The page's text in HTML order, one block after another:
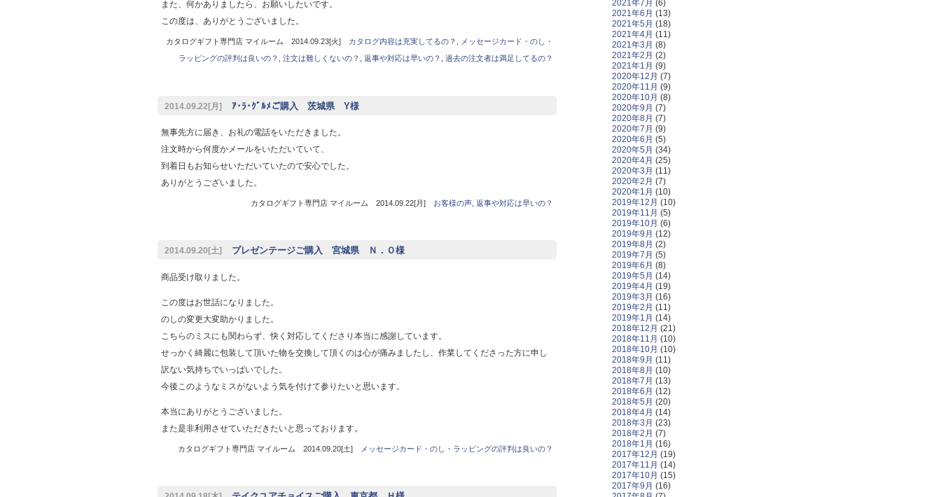
また、何かありましたら、お願いしたいです。
この度は、ありがとうございました。
カタログギフト専門店 マイルーム 2014.09.23[火] カタログ内容は充実してるの？
メッセージカード・のし・
ラッピングの評判は良いの？
注文は難しくないの？ 返事や対応は早いの？ 過去の注文者は満足してるの？
2014.09.22[月] ｱ･ﾗ･ｸﾞﾙﾒご購入 茨城県 Y様
無事先方に届き、お礼の電話をいただきました。
注文時から何度かメールをいただいていて、
到着日もお知らせいただいていたので安心でした。
ありがとうございました。
カタログギフト専門店 マイルーム 2014.09.22[月] お客様の声, 返事や対応は早いの？
2014.09.20[土] プレゼンテージご購入 宮城県 Ｎ．Ｏ様
商品受け取りました。
この度はお世話になりました。
のしの変更大変助かりました。
こちらのミスにも関わらず、快く対応してくださり本当に感謝しています。
せっかく綺麗に包装して頂いた物を交換して頂くのは心が痛みましたし、作業してくださった方に申し
訳ない気持ちでいっぱいでした。
今後このようなミスがないよう気を付けて参りたいと思います。
本当にありがとうございました。
また是非利用させていただきたいと思っております。
カタログギフト専門店 マイルーム 2014.09.20[土] メッセージカード・のし・ラッピングの評判は良いの？
2021年7月 (6)
2021年6月 (13)
2021年5月 (18)
2021年4月 (11)
2021年3月 (8)
2021年2月 (2)
2021年1月 (9)
2020年12月 (7)
2020年11月 (9)
2020年10月 (8)
2020年9月 (7)
2020年8月 (7)
2020年7月 (9)
2020年6月 (5)
2020年5月 (34)
2020年4月 (25)
2020年3月 (11)
2020年2月 (7)
2020年1月 (10)
2019年12月 (10)
2019年11月 (5)
2019年10月 (6)
2019年9月 (12)
2019年8月 (2)
2019年7月 (5)
2019年6月 (8)
2019年5月 (14)
2019年4月 (19)
2019年3月 (16)
2019年2月 (11)
2019年1月 (14)
2018年12月 (21)
2018年11月 (10)
2018年10月 (10)
2018年9月 (11)
2018年8月 (10)
2018年7月 (13)
2018年6月 (12)
2018年5月 (20)
2018年4月 (14)
2018年3月 (23)
2018年2月 (7)
2018年1月 (16)
2017年12月 (19)
2017年11月 (14)
2017年10月 (15)
2017年9月 (16)